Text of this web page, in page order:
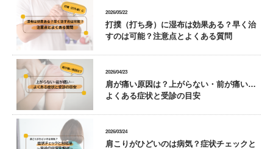
2026/05/22
打撲（打ち身）に湿布は効果ある？早く治
すのは可能？注意点とよくある質問
2026/04/23
肩が痛い原因は？上がらない・前が痛い…
よくある症状と受診の目安
2026/03/24
肩こりがひどいのは病気？症状チェックと